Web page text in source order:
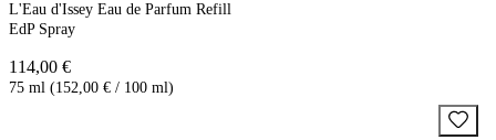
L'Eau d'Issey Eau de Parfum Refill
EdP Spray
114,00 €
75 ml (152,00 € / 100 ml)